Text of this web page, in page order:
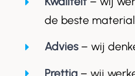
de beste
Advies– wij
Prettig– wij